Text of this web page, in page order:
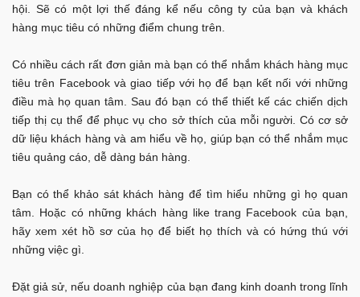
hội. Sẽ có một lợi thế đáng kể nếu công ty của bạn và khách
hàng mục tiêu có những điểm chung trên.
Có nhiều cách rất đơn giản mà bạn có thể nhắm khách hàng mục
tiêu trên Facebook và giao tiếp với họ để bạn kết nối với những
điều mà họ quan tâm. Sau đó bạn có thể thiết kế các chiến dịch
tiếp thị cụ thể để phục vụ cho sở thích của mỗi người. Có cơ sở
dữ liệu khách hàng và am hiểu về họ, giúp bạn có thể nhắm mục
tiêu quảng cáo, dễ dàng bán hàng.
Bạn có thể khảo sát khách hàng để tìm hiểu những gì họ quan
tâm. Hoặc có những khách hàng like trang Facebook của bạn,
hãy xem xét hồ sơ của họ để biết họ thích và có hứng thú với
những việc gì.
Đặt giả sử, nếu doanh nghiệp của bạn đang kinh doanh trong lĩnh